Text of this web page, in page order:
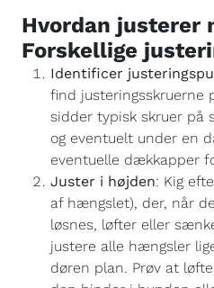
Hvordan justerer
Forskellige
Identificer
find justeringsskruerne
sidder typisk skruer på
og eventuelt under en
eventuelle dækkapper
Juster i højden: Kig
af hængslet), der, når
løsnes, løfter eller
justere alle hængsler
døren plan. Prøv at